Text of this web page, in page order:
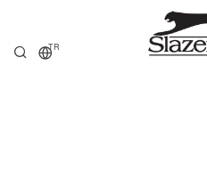
TR